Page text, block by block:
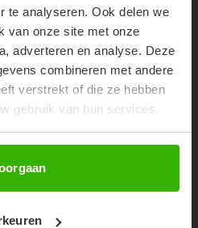
te analyseren. Ook delen we
van onze site met onze
adverteren en analyse. Deze
combineren met andere
verstrekt of die ze hebben
gebruik van hun services.
ARTIKELEN